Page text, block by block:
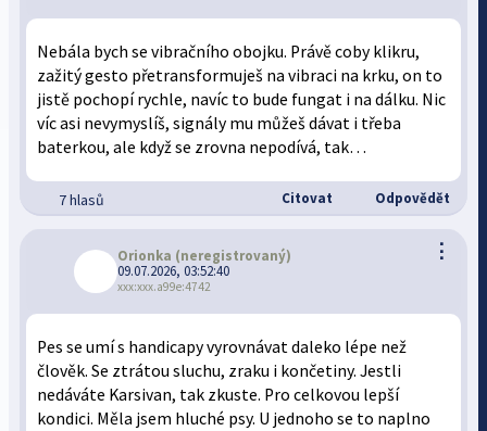
Nebála bych se vibračního obojku. Právě coby klikru,
zažitý gesto přetransformuješ na vibraci na krku, on to
jistě pochopí rychle, navíc to bude fungat i na dálku. Nic
víc asi nevymyslíš, signály mu můžeš dávat i třeba
baterkou, ale když se zrovna nepodívá, tak…
7 hlasů Citovat Odpovědět
⋮
Orionka (neregistrovaný)
09.07.2026, 03:52:40
xxx:xxx.a99e:4742
Pes se umí s handicapy vyrovnávat daleko lépe než
člověk. Se ztrátou sluchu, zraku i končetiny. Jestli
nedáváte Karsivan, tak zkuste. Pro celkovou lepší
kondici. Měla jsem hluché psy. U jednoho se to naplno